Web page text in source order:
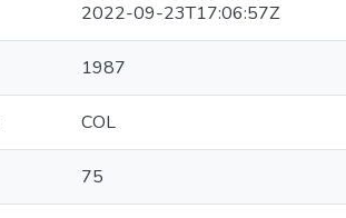
2022-09-23T17:06:57Z
1987
COL
75